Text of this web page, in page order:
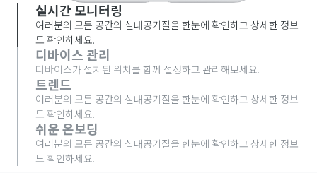
실시간 모니터링
여러분의 모든 공간의 실내공기질을 한눈에 확인하고 상세한 정보
도 확인하세요.
디바이스 관리
디바이스가 설치된 위치를 함께 설정하고 관리해보세요.
트렌드
여러분의 모든 공간의 실내공기질을 한눈에 확인하고 상세한 정보
도 확인하세요.
쉬운 온보딩
여러분의 모든 공간의 실내공기질을 한눈에 확인하고 상세한 정보
도 확인하세요.